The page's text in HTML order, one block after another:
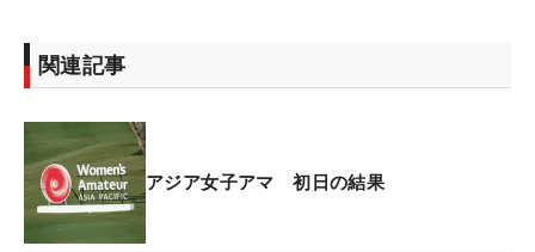
らティオフしたが、バーディを先行させるも連続ボ
ギーで一歩後退。それでも折り返す18番パー5では
が、後半は2つのボギーで流れを取り戻すことはで
きなかった。
スイングのフィニッシュでは手を放す場面が度々見
関連記事
アジア女子アマ 初日の結果